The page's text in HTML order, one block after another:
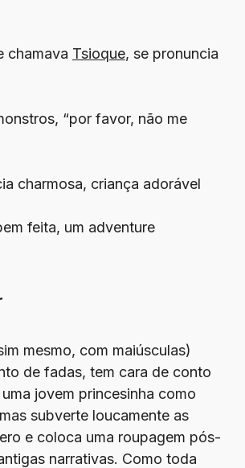
chamava Tsioque, se pronuncia
“por favor, não me
charmosa, criança adorável
feita, um adventure
mesmo, com maiúsculas)
de fadas, tem cara de conto
jovem princesinha como
subverte loucamente as
e coloca uma roupagem pós-
narrativas. Como toda